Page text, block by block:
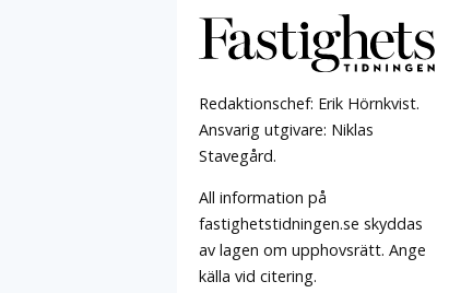
Redaktionschef: Erik Hörnkvist.
Ansvarig utgivare: Niklas
Stavegård.
All information på
fastighetstidningen.se skyddas
av lagen om upphovsrätt. Ange
källa vid citering.